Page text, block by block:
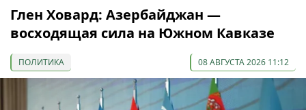
Глен Ховард: Азербайджан —
восходящая сила на Южном Кавказе
ПОЛИТИКА 08 АВГУСТА 2026 11:12